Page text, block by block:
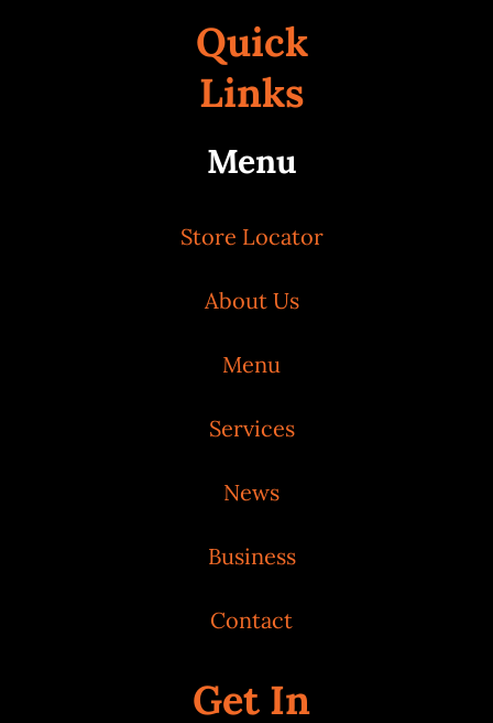
Quick
Links
Menu
Store Locator
About Us
Menu
Services
News
Business
Contact
Get In